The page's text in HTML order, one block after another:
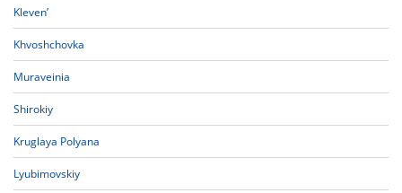
Kleven’
Khvoshchovka
Muraveinia
Shirokiy
Kruglaya Polyana
Lyubimovskiy